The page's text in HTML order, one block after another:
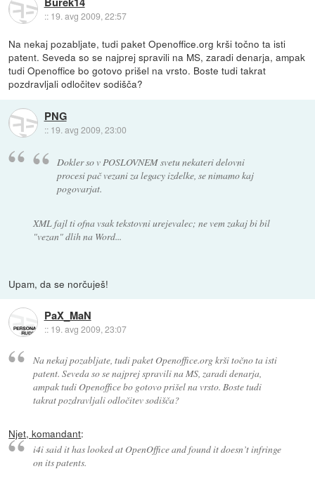
:: 19. avg 2009, 22:57
Na nekaj pozabljate, tudi paket Openoffice.org krši točno ta isti
patent. Seveda so se najprej spravili na MS, zaradi denarja, ampak
tudi Openoffice bo gotovo prišel na vrsto. Boste tudi takrat
pozdravljali odločitev sodišča?
PNG
:: 19. avg 2009, 23:00
Dokler so v POSLOVNEM svetu nekateri delovni
procesi pač vezani za legacy izdelke, se nimamo kaj
pogovarjat.
XML fajl ti ofna vsak tekstovni urejevalec; ne vem zakaj bi bil
"vezan" dlih na Word...
Upam, da se norčuješ!
PaX_MaN
:: 19. avg 2009, 23:07
Na nekaj pozabljate, tudi paket Openoffice.org krši točno ta isti
patent. Seveda so se najprej spravili na MS, zaradi denarja,
ampak tudi Openoffice bo gotovo prišel na vrsto. Boste tudi
takrat pozdravljali odločitev sodišča?
Njet, komandant:
i4i said it has looked at OpenOffice and found it doesn’t infringe
on its patents.